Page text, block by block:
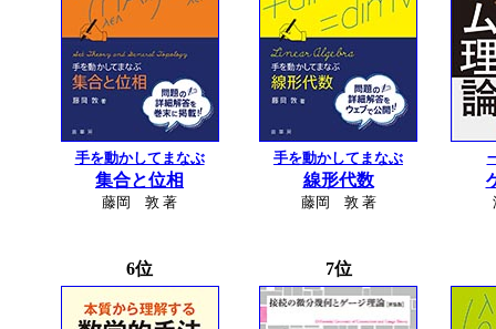
手を動かしてまなぶ
集合と位相
藤岡 敦 著
手を動かしてまなぶ
線形代数
藤岡 敦 著
6位 7位